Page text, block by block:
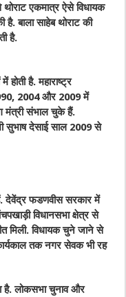
एकमात्र ऐसे विधायक
है. बाला साहेब थोराट की
है.
है. महाराष्ट्र
2004 और 2009 में
मंत्री संभाल चुके हैं.
सुभाष देसाई साल 2009 से
देवेंद्र फडणवीस सरकार में
विधानसभा क्षेत्र से
मिली. विधायक चुने जाने से
तक नगर सेवक भी रह
है. लोकसभा चुनाव और